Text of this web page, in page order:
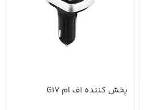
پخش کننده اف ام G17